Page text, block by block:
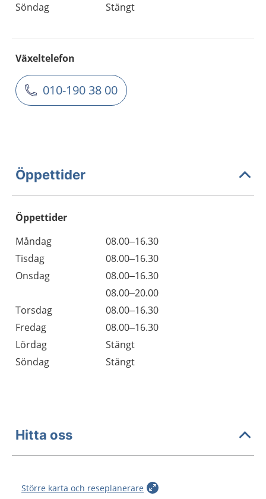
Söndag
Stängt
Växeltelefon
010-190 38 00
Öppettider
Öppettider
Dag
Öppettider
Kommentarer
Måndag
08.00–16.30
Tisdag
08.00–16.30
Onsdag
08.00–16.30
08.00–20.00
Torsdag
08.00–16.30
Fredag
08.00–16.30
Lördag
Stängt
Söndag
Stängt
Hitta oss
Större karta och reseplanerare